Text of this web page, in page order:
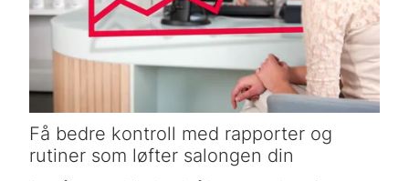
Få bedre kontroll med rapporter og
rutiner som løfter salongen din